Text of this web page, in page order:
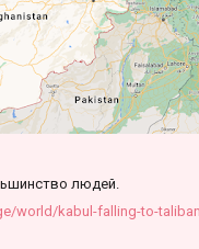
людей.
world/kabul-falling-to-